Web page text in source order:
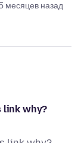
месяцев назад
link why?